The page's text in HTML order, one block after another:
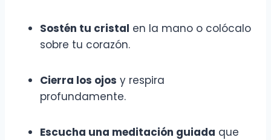
Sostén tu cristal en la mano o colócalo
sobre tu corazón.
Cierra los ojos y respira
profundamente.
Escucha una meditación guiada que